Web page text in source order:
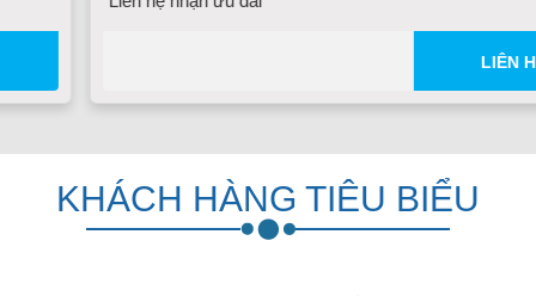
KHÁCH HÀNG TIÊU BIỂU